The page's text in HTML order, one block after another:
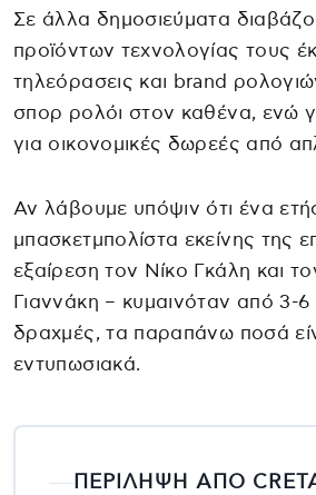
Σε άλλα δημοσιεύματα
προϊόντων τεχνολογίας τους
τηλεόρασεις και brand
σπορ ρολόι στον καθένα, ενώ
για οικονομικές δωρεές από
Αν λάβουμε υπόψιν ότι ένα
μπασκετμπολίστα εκείνης της
εξαίρεση τον Νίκο Γκάλη και
Γιαννάκη – κυμαινόταν από 3-6
δραχμές, τα παραπάνω ποσά
εντυπωσιακά.
ΠΕΡΙΛΗΨΗ ΑΠΟ